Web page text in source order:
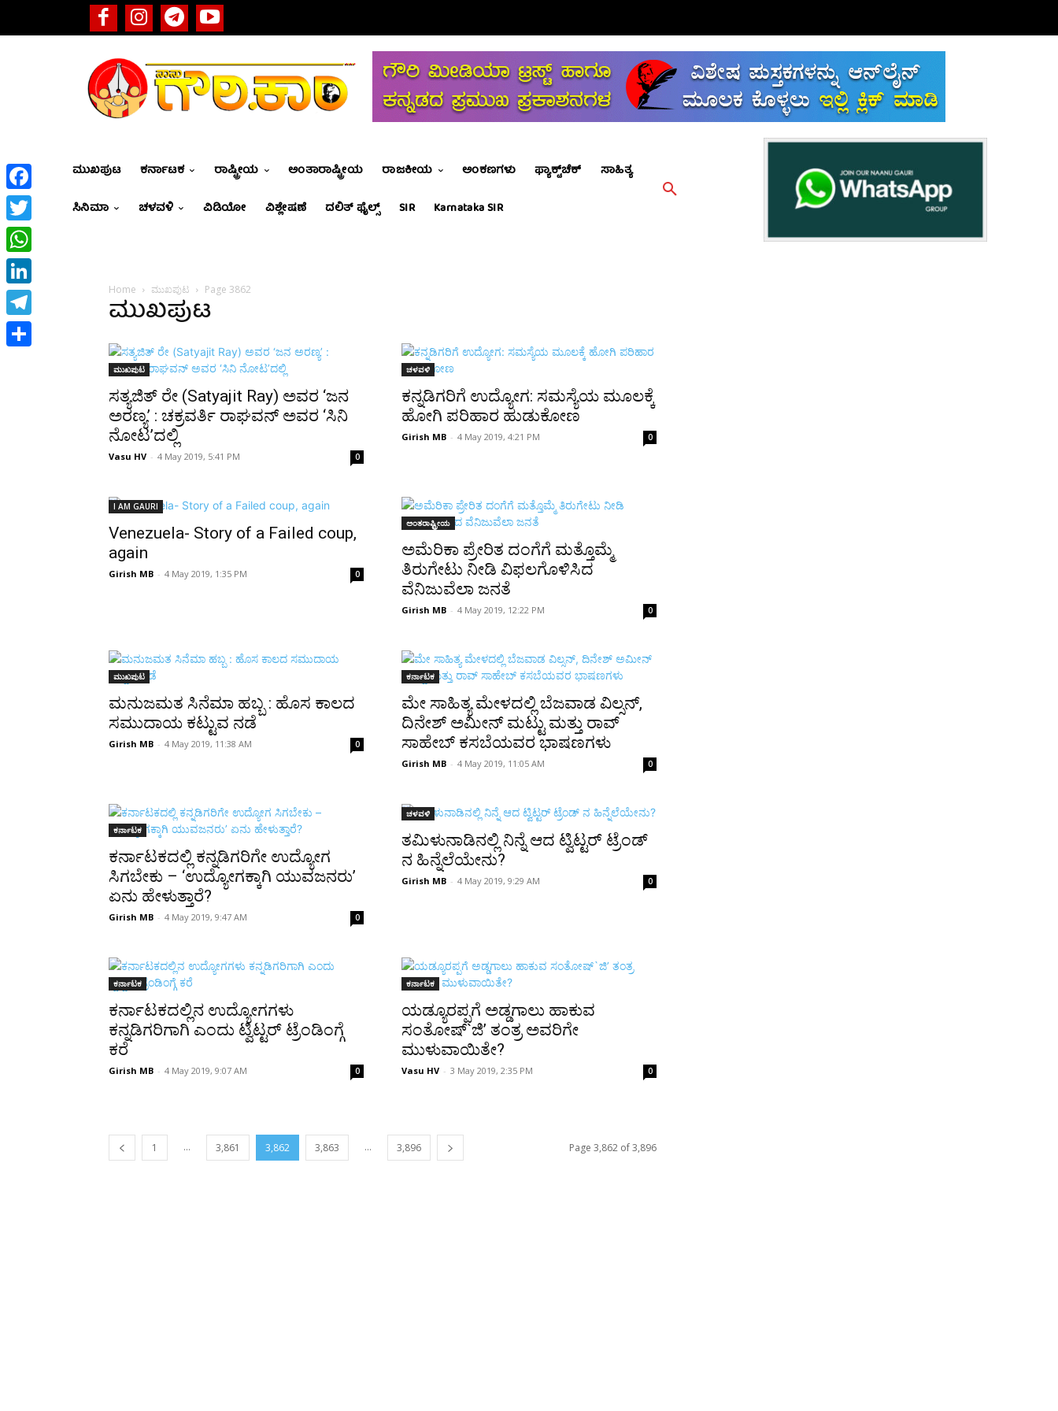
ಮುಖಪುಟ ಕರ್ನಾಟಕ ರಾಷ್ಟ್ರೀಯ ಅಂತಾರಾಷ್ಟ್ರೀಯ ರಾಜಕೀಯ ಅಂಕಣಗಳು ಫ್ಯಾಕ್ಟ್‌ಚೆಕ್
ಸಾಹಿತ್ಯ
ಸಿನಿಮಾ
ಚಳವಳಿ ವಿಡಿಯೋ ವಿಶ್ಲೇಷಣೆ ದಲಿತ್ ಫೈಲ್ಸ್ SIR Karnataka SIR
Home ಮುಖಪುಟ Page 3862
ಮುಖಪುಟ
ಮುಖಪುಟ
ಸತ್ಯಜಿತ್ ರೇ (Satyajit Ray) ಅವರ ‘ಜನ
ಅರಣ್ಯ’ : ಚಕ್ರವರ್ತಿ ರಾಘವನ್ ಅವರ ‘ಸಿನಿ
ನೋಟ’ದಲ್ಲಿ
Vasu HV - 4 May 2019, 5:41 PM 0
ಚಳವಳಿ
ಕನ್ನಡಿಗರಿಗೆ ಉದ್ಯೋಗ: ಸಮಸ್ಯೆಯ ಮೂಲಕ್ಕೆ
ಹೋಗಿ ಪರಿಹಾರ ಹುಡುಕೋಣ
Girish MB - 4 May 2019, 4:21 PM 0
I AM GAURI
Venezuela- Story of a Failed coup,
again
Girish MB - 4 May 2019, 1:35 PM 0
ಅಂತರಾಷ್ಟ್ರೀಯ
ಅಮೆರಿಕಾ ಪ್ರೇರಿತ ದಂಗೆಗೆ ಮತ್ತೊಮ್ಮೆ
ತಿರುಗೇಟು ನೀಡಿ ವಿಫಲಗೊಳಿಸಿದ
ವೆನಿಜುವೆಲಾ ಜನತೆ
Girish MB - 4 May 2019, 12:22 PM 0
ಮುಖಪುಟ
ಮನುಜಮತ ಸಿನೆಮಾ ಹಬ್ಬ : ಹೊಸ ಕಾಲದ
ಸಮುದಾಯ ಕಟ್ಟುವ ನಡೆ
Girish MB - 4 May 2019, 11:38 AM 0
ಕರ್ನಾಟಕ
ಮೇ ಸಾಹಿತ್ಯ ಮೇಳದಲ್ಲಿ ಬೆಜವಾಡ ವಿಲ್ಸನ್,
ದಿನೇಶ್ ಅಮೀನ್ ಮಟ್ಟು ಮತ್ತು ರಾವ್
ಸಾಹೇಬ್ ಕಸಬೆಯವರ ಭಾಷಣಗಳು
Girish MB - 4 May 2019, 11:05 AM 0
ಕರ್ನಾಟಕ
ಕರ್ನಾಟಕದಲ್ಲಿ ಕನ್ನಡಿಗರಿಗೇ ಉದ್ಯೋಗ
ಸಿಗಬೇಕು – ‘ಉದ್ಯೋಗಕ್ಕಾಗಿ ಯುವಜನರು’
ಏನು ಹೇಳುತ್ತಾರೆ?
Girish MB - 4 May 2019, 9:47 AM 0
ಚಳವಳಿ
ತಮಿಳುನಾಡಿನಲ್ಲಿ ನಿನ್ನೆ ಆದ ಟ್ವಿಟ್ಟರ್ ಟ್ರೆಂಡ್
ನ ಹಿನ್ನೆಲೆಯೇನು?
Girish MB - 4 May 2019, 9:29 AM 0
ಕರ್ನಾಟಕ
ಕರ್ನಾಟಕದಲ್ಲಿನ ಉದ್ಯೋಗಗಳು
ಕನ್ನಡಿಗರಿಗಾಗಿ ಎಂದು ಟ್ವಿಟ್ಟರ್ ಟ್ರೆಂಡಿಂಗ್ಗೆ
ಕರೆ
Girish MB - 4 May 2019, 9:07 AM 0
ಕರ್ನಾಟಕ
ಯಡ್ಯೂರಪ್ಪಗೆ ಅಡ್ಡಗಾಲು ಹಾಕುವ
ಸಂತೋಷ್`ಜಿ’ ತಂತ್ರ ಅವರಿಗೇ
ಮುಳುವಾಯಿತೇ?
Vasu HV - 3 May 2019, 2:35 PM 0
1 ... 3,861 3,862 3,863 ... 3,896 Page 3,862 of 3,896
Facebook
Twitter
WhatsApp
LinkedIn
Telegram